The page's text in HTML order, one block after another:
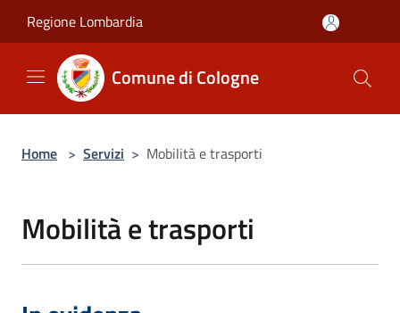
Regione Lombardia
Comune di Cologne
Home > Servizi > Mobilità e trasporti
Mobilità e trasporti